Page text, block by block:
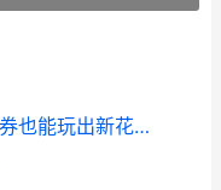
王者荣耀皮肤优惠全攻略：省点券也能玩出新花样